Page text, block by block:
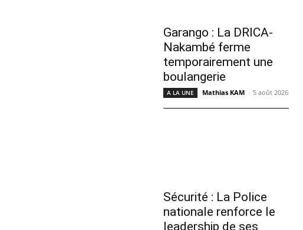
Garango : La DRICA-
Nakambé ferme
temporairement une
boulangerie
A LA UNE Mathias KAM - 5 août 2026
Sécurité : La Police
nationale renforce le
leadership de ses